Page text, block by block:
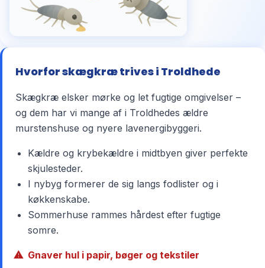
Hvorfor skægkræ trives i Troldhede
Skægkræ elsker mørke og let fugtige omgivelser –
og dem har vi mange af i Troldhedes ældre
murstenshuse og nyere lavenergibyggeri.
Kældre og krybekældre i midtbyen giver perfekte
skjulesteder.
I nybyg formerer de sig langs fodlister og i
køkkenskabe.
Sommerhuse rammes hårdest efter fugtige
somre.
Gnaver hul i papir, bøger og tekstiler